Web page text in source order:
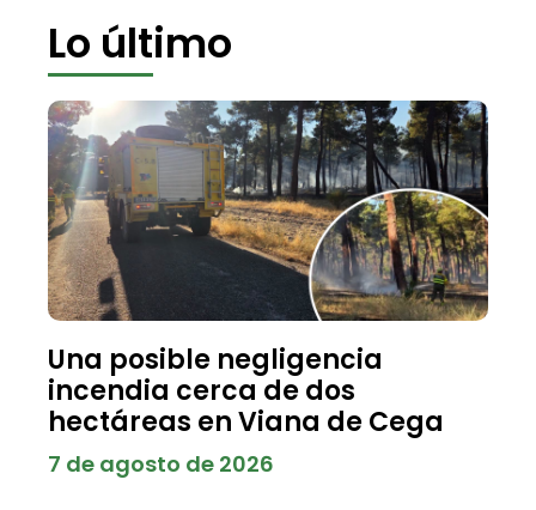
Lo último
Una posible negligencia
incendia cerca de dos
hectáreas en Viana de Cega
7 de agosto de 2026